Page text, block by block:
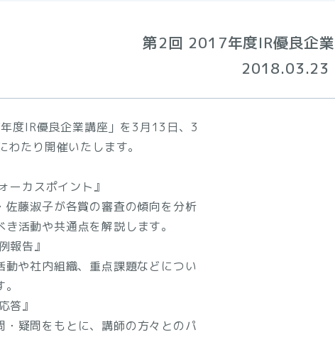
第2回 2017年度IR優良企業
2018.03.23
度IR優良企業講座」を3月13日、3
たり開催いたします。
ーカスポイント』
佐藤淑子が各賞の審査の傾向を分析
活動や共通点を解説します。
報告』
動や社内組織、重点課題などについ
答』
・疑問をもとに、講師の方々とのパ